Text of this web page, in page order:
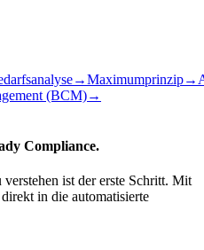
→Maximumprinzip→
(BCM)→
Compliance.
ist der erste Schritt. Mit
in die automatisierte